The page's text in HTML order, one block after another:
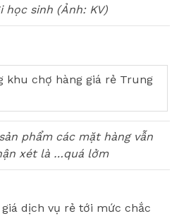
học sinh (Ảnh: KV)
phẩm các mặt hàng vẫn
xét là …quá lởm
dịch vụ rẻ tới mức chắc